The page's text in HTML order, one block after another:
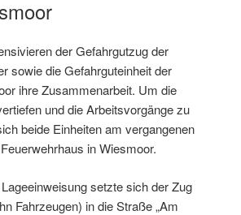
der Gefahrgutzug der
sowie die Gefahrguteinheit der
ihre Zusammenarbeit. Um die
und die Arbeitsvorgänge zu
beide Einheiten am vergangenen
in Wiesmoor.
setzte sich der Zug
Fahrzeugen) in die Straße „Am